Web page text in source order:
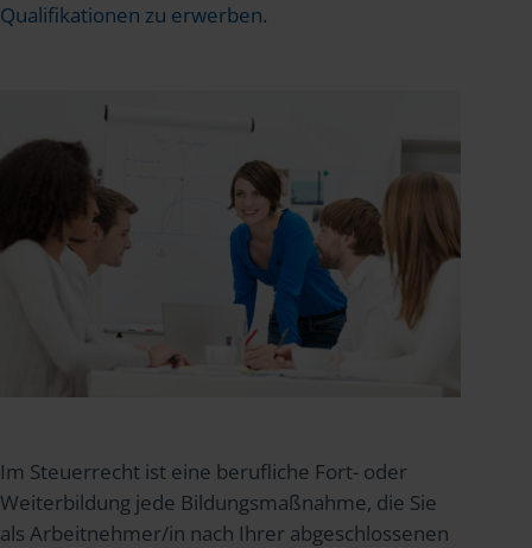
Qualifikationen zu erwerben.
Im Steuerrecht ist eine berufliche Fort- oder
Weiterbildung jede Bildungsmaßnahme, die Sie
als Arbeitnehmer/in nach Ihrer abgeschlossenen